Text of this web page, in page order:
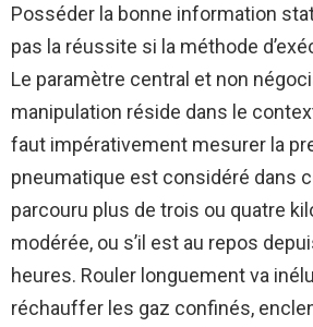
Posséder la bonne information
pas la réussite si la méthode
Le paramètre central et non
manipulation réside dans le
faut impérativement mesurer la
pneumatique est considéré dans
parcouru plus de trois ou quatre
modérée, ou s’il est au repos
heures. Rouler longuement va
réchauffer les gaz confinés,